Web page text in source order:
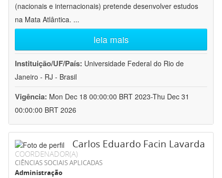
(nacionais e internacionais) pretende desenvolver estudos
na Mata Atlântica. ...
leia mais
Instituição/UF/País: Universidade Federal do Rio de
Janeiro - RJ - Brasil
Vigência: Mon Dec 18 00:00:00 BRT 2023-Thu Dec 31
00:00:00 BRT 2026
Carlos Eduardo Facin Lavarda
COORDENADOR(A)
CIÊNCIAS SOCIAIS APLICADAS
Administração